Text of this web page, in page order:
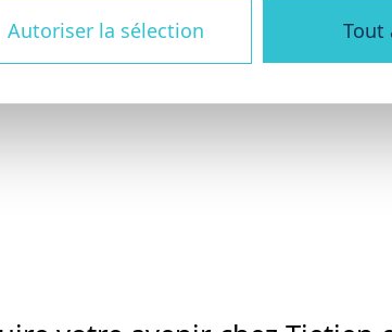
Autoriser la sélection Tout